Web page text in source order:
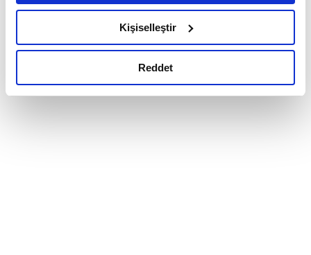
belirleyebilirsiniz. Çerezlere ilişkin detaylı bilgi için
Ayarlar butonuna tıklayabilir,Çerez Bilgilendirme
Metnimizi ziyaret edebilirsiniz.
okumak ve sitemizi ziyaretiniz kapsamında
Kişiselleştir
Reddet